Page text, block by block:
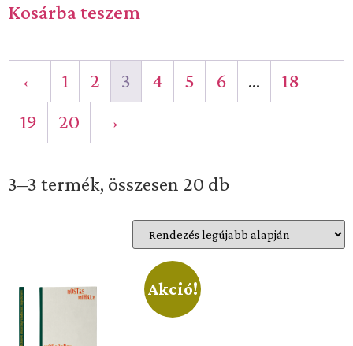
Kosárba teszem
← 1 2 3 4 5 6 …
18
19
20 →
3–3 termék, összesen 20 db
Akció!